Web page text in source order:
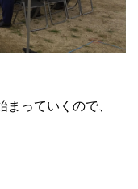
っていくので、